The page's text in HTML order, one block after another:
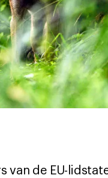
van de EU-